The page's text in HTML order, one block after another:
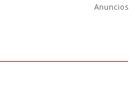
Anuncios